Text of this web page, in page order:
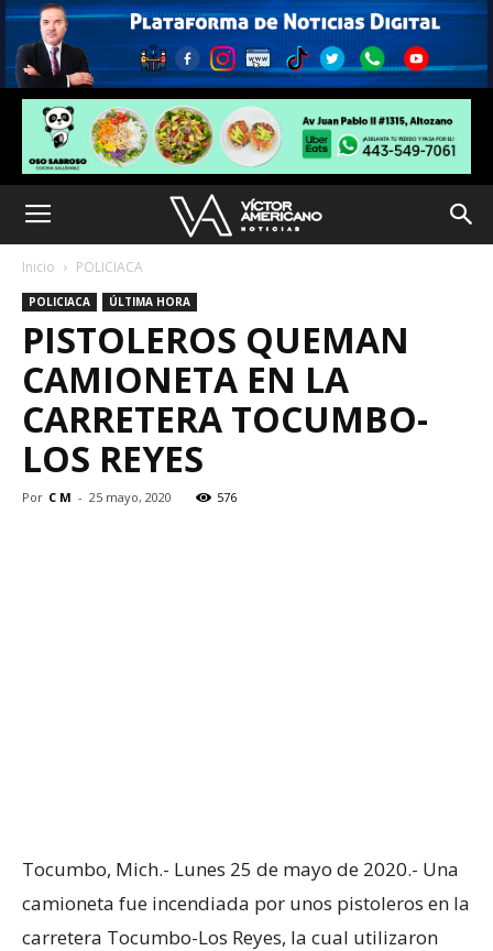
Inicio POLICIACA
POLICIACA ÚLTIMA HORA
PISTOLEROS QUEMAN
CAMIONETA EN LA
CARRETERA TOCUMBO-
LOS REYES
Por C M - 25 mayo, 2020 576
Tocumbo, Mich.- Lunes 25 de mayo de 2020.- Una
camioneta fue incendiada por unos pistoleros en la
carretera Tocumbo-Los Reyes, la cual utilizaron